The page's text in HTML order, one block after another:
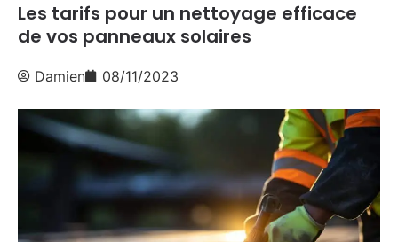
Les tarifs pour un nettoyage efficace
de vos panneaux solaires
Damien 08/11/2023